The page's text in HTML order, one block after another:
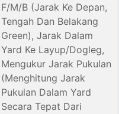
F/M/B (Jarak Ke Depan,
Tengah Dan Belakang
Green), Jarak Dalam
Yard Ke Layup/Dogleg,
Mengukur Jarak Pukulan
(Menghitung Jarak
Pukulan Dalam Yard
Secara Tepat Dari